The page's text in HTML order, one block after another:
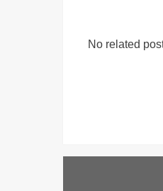
No related